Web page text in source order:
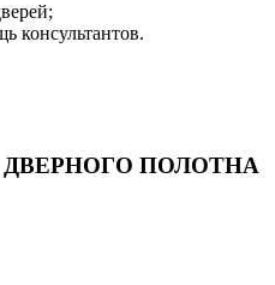
консультантов.
ПОЛОТНА